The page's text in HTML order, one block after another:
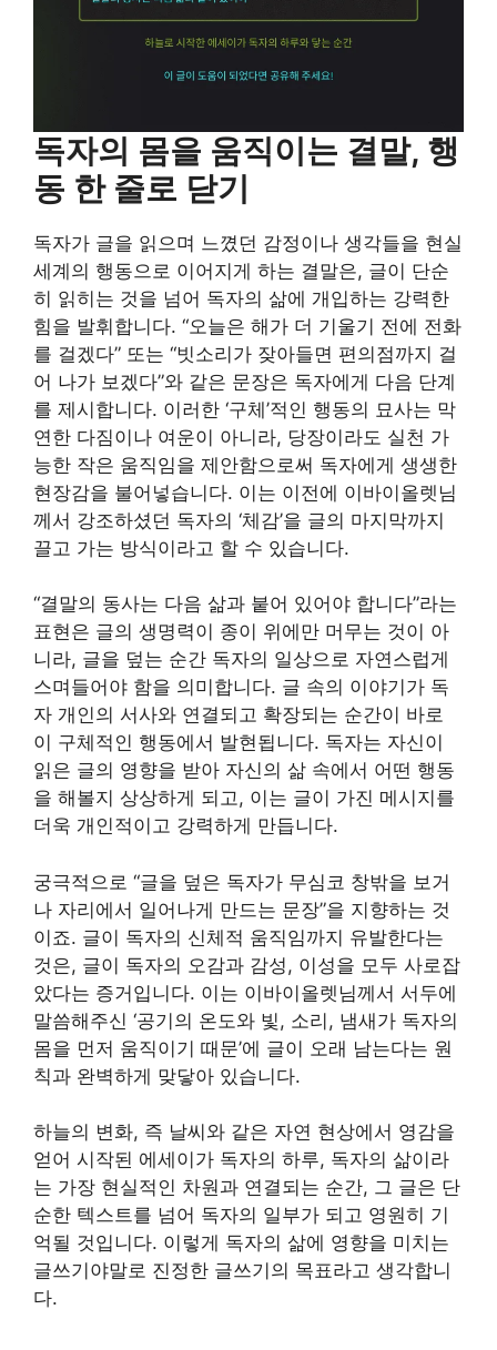
독자의 몸을 움직이는 결말, 행
동 한 줄로 닫기
독자가 글을 읽으며 느꼈던 감정이나 생각들을 현실
세계의 행동으로 이어지게 하는 결말은, 글이 단순
히 읽히는 것을 넘어 독자의 삶에 개입하는 강력한
힘을 발휘합니다. “오늘은 해가 더 기울기 전에 전화
를 걸겠다” 또는 “빗소리가 잦아들면 편의점까지 걸
어 나가 보겠다”와 같은 문장은 독자에게 다음 단계
를 제시합니다. 이러한 ‘구체’적인 행동의 묘사는 막
연한 다짐이나 여운이 아니라, 당장이라도 실천 가
능한 작은 움직임을 제안함으로써 독자에게 생생한
현장감을 불어넣습니다. 이는 이전에 이바이올렛님
께서 강조하셨던 독자의 ‘체감’을 글의 마지막까지
끌고 가는 방식이라고 할 수 있습니다.
“결말의 동사는 다음 삶과 붙어 있어야 합니다”라는
표현은 글의 생명력이 종이 위에만 머무는 것이 아
니라, 글을 덮는 순간 독자의 일상으로 자연스럽게
스며들어야 함을 의미합니다. 글 속의 이야기가 독
자 개인의 서사와 연결되고 확장되는 순간이 바로
이 구체적인 행동에서 발현됩니다. 독자는 자신이
읽은 글의 영향을 받아 자신의 삶 속에서 어떤 행동
을 해볼지 상상하게 되고, 이는 글이 가진 메시지를
더욱 개인적이고 강력하게 만듭니다.
궁극적으로 “글을 덮은 독자가 무심코 창밖을 보거
나 자리에서 일어나게 만드는 문장”을 지향하는 것
이죠. 글이 독자의 신체적 움직임까지 유발한다는
것은, 글이 독자의 오감과 감성, 이성을 모두 사로잡
았다는 증거입니다. 이는 이바이올렛님께서 서두에
말씀해주신 ‘공기의 온도와 빛, 소리, 냄새가 독자의
몸을 먼저 움직이기 때문’에 글이 오래 남는다는 원
칙과 완벽하게 맞닿아 있습니다.
하늘의 변화, 즉 날씨와 같은 자연 현상에서 영감을
얻어 시작된 에세이가 독자의 하루, 독자의 삶이라
는 가장 현실적인 차원과 연결되는 순간, 그 글은 단
순한 텍스트를 넘어 독자의 일부가 되고 영원히 기
억될 것입니다. 이렇게 독자의 삶에 영향을 미치는
글쓰기야말로 진정한 글쓰기의 목표라고 생각합니
다.